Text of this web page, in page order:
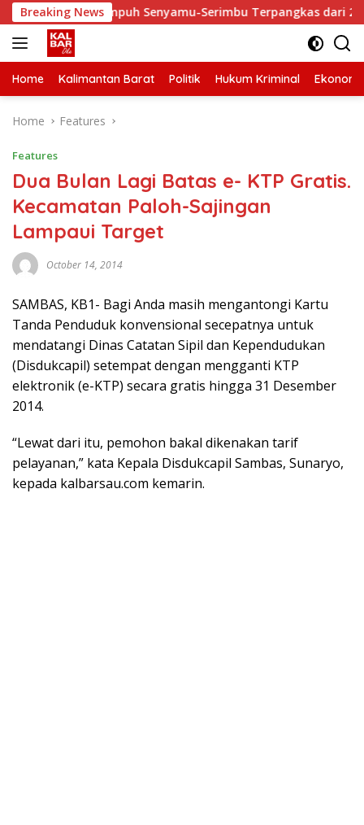
Skip
to
content
Breaking News
Tempuh Senyamu-Serimbu Terpangkas dari 2 Jam Jadi
Home Kalimantan Barat Politik Hukum Kriminal Ekonomi
Home Features
Features
Dua Bulan Lagi Batas e- KTP Gratis.
Kecamatan Paloh-Sajingan
Lampaui Target
October 14, 2014
SAMBAS, KB1- Bagi Anda masih mengantongi Kartu
Tanda Penduduk konvensional secepatnya untuk
mendatangi Dinas Catatan Sipil dan Kependudukan
(Disdukcapil) setempat dengan mengganti KTP
elektronik (e-KTP) secara gratis hingga 31 Desember
2014.
“Lewat dari itu, pemohon bakal dikenakan tarif
pelayanan,” kata Kepala Disdukcapil Sambas, Sunaryo,
kepada kalbarsau.com kemarin.